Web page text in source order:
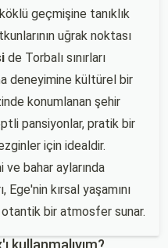
geçmişine tanıklık
uğrak noktası
de Torbalı sınırları
deneyimine kültürel bir
konumlanan şehir
pansiyonlar, pratik bir
için idealdir.
bahar aylarında
kırsal yaşamını
bir atmosfer sunar.
kullanmalıyım?